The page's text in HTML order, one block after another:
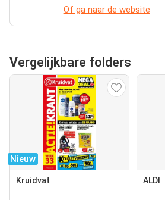
Of ga naar de website
Vergelijkbare folders
Nieuw
Kruidvat ALDI